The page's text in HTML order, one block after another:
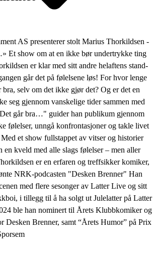
AS presenterer stolt Marius Thorkildsen -
show om at en ikke bør undertrykke ting
er klar med sitt andre helaftens stand-
går det på følelsene løs! For hvor lenge
bra, selv om det ikke gjør det? Og er det en
seg gjennom vanskelige tider sammen med
går bra…" guider han publikum gjennom
følelser, unngå konfrontasjoner og takle livet
et show fullstappet av vitser og historier
en kveld med alle slags følelser – men aller
er en erfaren og treffsikker komiker,
NRK-podcasten "Desken Brenner" Han
med flere sesonger av Latter Live og sitt
i tillegg til å ha solgt ut Julelatter på Latter
ble han nominert til Årets Klubbkomiker og
Desken Brenner, samt “Årets Humor” på Prix